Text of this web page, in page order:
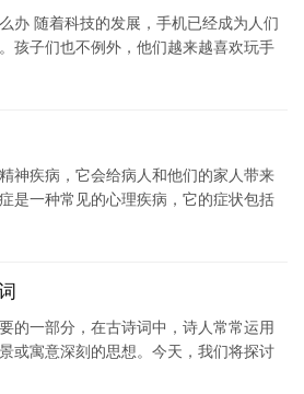
办 随着科技的发展，手机已经成为人们
孩子们也不例外，他们越来越喜欢玩手
神疾病，它会给病人和他们的家人带来
是一种常见的心理疾病，它的症状包括
的一部分，在古诗词中，诗人常常运用
或寓意深刻的思想。今天，我们将探讨